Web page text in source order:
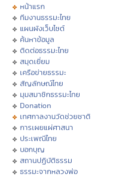
หน้าแรก
ทีมงานธรรมะไทย
แผนผังเว็บไซต์
ค้นหาข้อมูล
ติดต่อธรรมะไทย
สมุดเยี่ยม
เครือข่ายธรรมะ
สัญลักษณ์ไทย
มุมสมาชิกธรรมะไทย
Donation
เทศกาลงานวัดช่วยชาติ
การเผยแผ่ศาสนา
ประเพณีไทย
บอกบุญ
สถานปฏิบัติธรรม
ธรรมะจากหลวงพ่อ